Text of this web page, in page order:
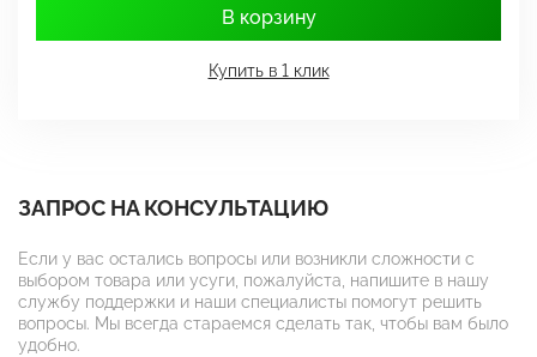
В корзину
Купить в 1 клик
ЗАПРОС НА КОНСУЛЬТАЦИЮ
Если у вас остались вопросы или возникли сложности с
выбором товара или усуги, пожалуйста, напишите в нашу
службу поддержки и наши специалисты помогут решить
вопросы. Мы всегда стараемся сделать так, чтобы вам было
удобно.